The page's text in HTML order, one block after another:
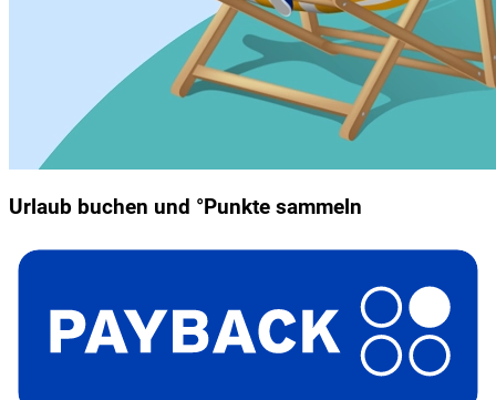
Urlaub buchen und °Punkte sammeln